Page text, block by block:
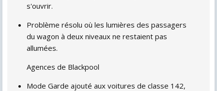
s'ouvrir.
Problème résolu où les lumières des passagers
du wagon à deux niveaux ne restaient pas
allumées.
Agences de Blackpool
Mode Garde ajouté aux voitures de classe 142,